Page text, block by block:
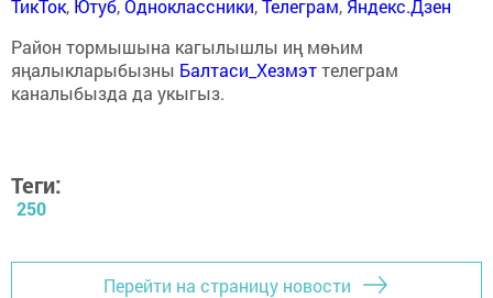
ТикТок, Ютуб,Одноклассники,Телеграм, Яндекс.Дзен
Район тормышына кагылышлы иң мөһим
яңалыкларыбызны Балтаси_Хезмэттелеграм
каналыбызда да укыгыз.
Теги:
250
Перейти на страницу новости